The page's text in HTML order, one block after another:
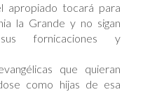
apropiado tocará para
la Grande y no sigan
fornicaciones y
que quieran
como hijas de esa